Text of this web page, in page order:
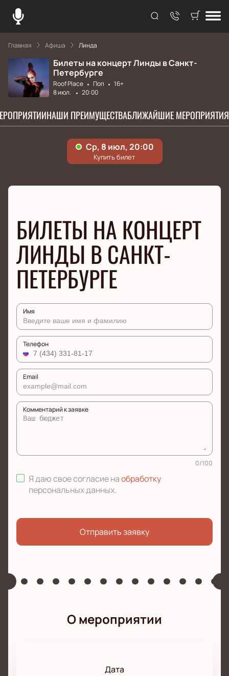
Главная Афиша Линда
Билеты на концерт Линды в Санкт-
Петербурге
Roof Place Поп
16+
8 июл.
20:00
НАШИ ПРЕИМУЩЕСТВАБЛИЖАЙШИЕ МЕРОПРИЯТИЯ
БИЛЕТЫ НА КОНЦЕРТ
ЛИНДЫ В САНКТ-
ПЕТЕРБУРГЕ
Имя
Телефон
Email
Комментарий к заявке
0/100
Я даю свое согласие наобработку
персональных данных.
Отправить заявку
О мероприятии
Дата